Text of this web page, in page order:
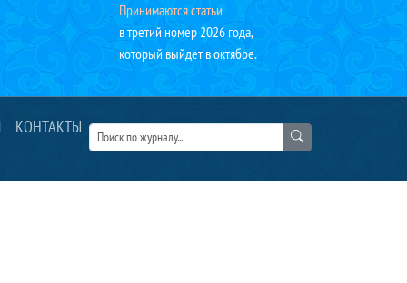
Принимаются статьи
в третий номер 2026 года,
который выйдет в октябре.
КОНТАКТЫ